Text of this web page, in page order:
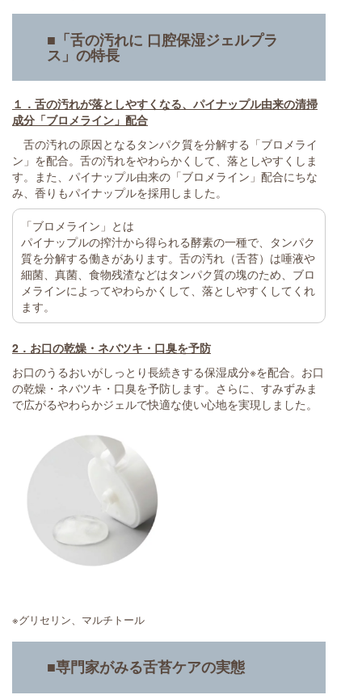
■「舌の汚れに 口腔保湿ジェルプラ
ス」の特長
１．舌の汚れが落としやすくなる、パイナップル由来の清掃
成分「ブロメライン」配合
舌の汚れの原因となるタンパク質を分解する「ブロメライ
ン」を配合。舌の汚れをやわらかくして、落としやすくしま
す。また、パイナップル由来の「ブロメライン」配合にちな
み、香りもパイナップルを採用しました。
「ブロメライン」とは
パイナップルの搾汁から得られる酵素の一種で、タンパク
質を分解する働きがあります。舌の汚れ（舌苔）は唾液や
細菌、真菌、食物残渣などはタンパク質の塊のため、ブロ
メラインによってやわらかくして、落としやすくしてくれ
ます。
2．お口の乾燥・ネバツキ・口臭を予防
お口のうるおいがしっとり長続きする保湿成分※を配合。お口
の乾燥・ネバツキ・口臭を予防します。さらに、すみずみま
で広がるやわらかジェルで快適な使い心地を実現しました。
※グリセリン、マルチトール
■専門家がみる舌苔ケアの実態